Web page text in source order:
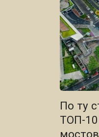
По ту
ТОП-